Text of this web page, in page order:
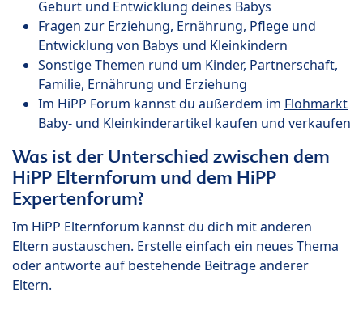
Geburt und Entwicklung deines Babys
Fragen zur Erziehung, Ernährung, Pflege und
Entwicklung von Babys und Kleinkindern
Sonstige Themen rund um Kinder, Partnerschaft,
Familie, Ernährung und Erziehung
Im HiPP Forum kannst du außerdem im Flohmarkt
Baby- und Kleinkinderartikel kaufen und verkaufen
Was ist der Unterschied zwischen dem
HiPP Elternforum und dem HiPP
Expertenforum?
Im HiPP Elternforum kannst du dich mit anderen
Eltern austauschen. Erstelle einfach ein neues Thema
oder antworte auf bestehende Beiträge anderer
Eltern.